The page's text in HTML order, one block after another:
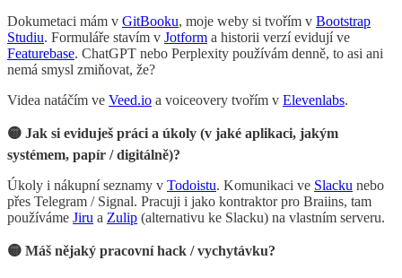
Dokumetaci mám v GitBooku, moje weby si tvořím v Bootstrap
Studiu. Formuláře stavím v Jotform a historii verzí evidují ve
Featurebase. ChatGPT nebo Perplexity používám denně, to asi ani
nemá smysl zmiňovat, že?
Videa natáčím ve Veed.io a voiceovery tvořím v Elevenlabs.
🟡 Jak si eviduješ práci a úkoly (v jaké aplikaci, jakým
systémem, papír / digitálně)?
Úkoly i nákupní seznamy v Todoistu. Komunikaci ve Slacku nebo
přes Telegram / Signal. Pracuji i jako kontraktor pro Braiins, tam
používáme Jiru a Zulip (alternativu ke Slacku) na vlastním serveru.
🟡 Máš nějaký pracovní hack / vychytávku?